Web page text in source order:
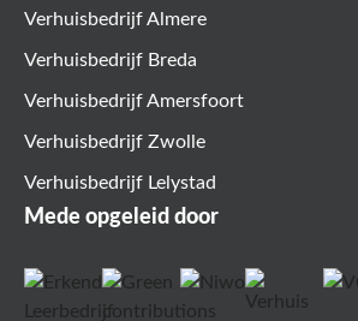
Verhuisbedrijf Almere
Verhuisbedrijf Breda
Verhuisbedrijf Amersfoort
Verhuisbedrijf Zwolle
Verhuisbedrijf Lelystad
Mede opgeleid door